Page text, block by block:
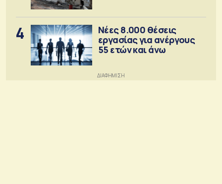
4
Νέες 8.000 θέσεις
εργασίας για ανέργους
55 ετών και άνω